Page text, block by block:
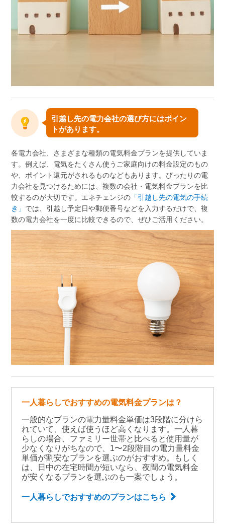
引越し先の電力会社の選び方にはポイン
トがあります。
各電力会社、さまざまな種類の電気料金プランを提供していま
す。例えば、電気をたくさん使うご家庭向けの料金設定のもの
や、ポイント還元がされるものなどもあります。ぴったりの電
力会社を見つけるためには、複数の会社・電気料金プランを比
較するのが大切です。エネチェンジの 「引越し先の電気の手続
き」 では、引越し予定日や郵便番号などを入力するだけで、複
数の電力会社を一度に比較できるので、ぜひご活用ください。
一人暮らしでおすすめの電気料金プランは？
一般的なプランの電力量料金単価は3段階に分けら
れていて、使えば使うほど高くなります。一人暮
らしの場合、ファミリー世帯と比べると使用量が
少なくなりがちなので、1〜2段階目の電力量料金
単価が割安なプランを選ぶのがおすすめ。もしく
は、日中の在宅時間が短いなら、夜間の電気料金
が安くなるプランを選ぶのも一案でしょう。
一人暮らしでおすすめのプランはこちら